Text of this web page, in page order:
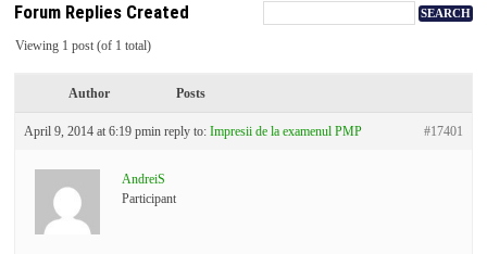
Forum Replies Created
Viewing 1 post (of 1 total)
Author Posts
April 9, 2014 at 6:19 pmin reply to: Impresii de la examenul PMP #17401
AndreiS
Participant